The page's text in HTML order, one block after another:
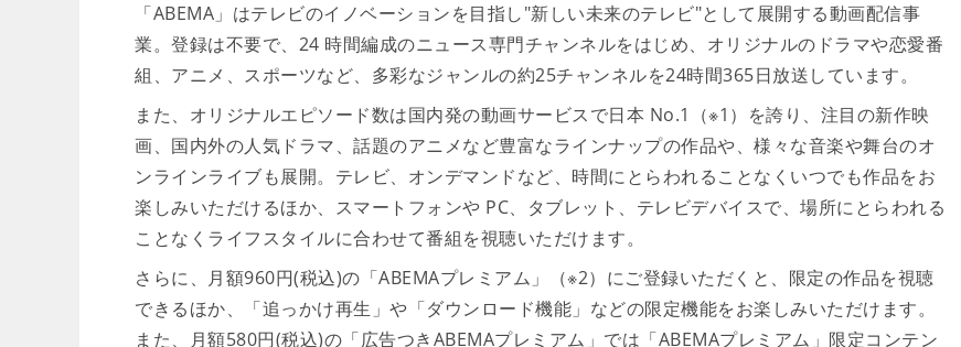
「ABEMA」はテレビのイノベーションを目指し"新しい未来のテレビ"として展開する動画配信事
業。登録は不要で、24 時間編成のニュース専門チャンネルをはじめ、オリジナルのドラマや恋愛番
組、アニメ、スポーツなど、多彩なジャンルの約25チャンネルを24時間365日放送しています。
また、オリジナルエピソード数は国内発の動画サービスで日本 No.1（※1）を誇り、注目の新作映
画、国内外の人気ドラマ、話題のアニメなど豊富なラインナップの作品や、様々な音楽や舞台のオ
ンラインライブも展開。テレビ、オンデマンドなど、時間にとらわれることなくいつでも作品をお
楽しみいただけるほか、スマートフォンや PC、タブレット、テレビデバイスで、場所にとらわれる
ことなくライフスタイルに合わせて番組を視聴いただけます。
さらに、月額960円(税込)の「ABEMAプレミアム」（※2）にご登録いただくと、限定の作品を視聴
できるほか、「追っかけ再生」や「ダウンロード機能」などの限定機能をお楽しみいただけます。
また、月額580円(税込)の「広告つきABEMAプレミアム」では「ABEMAプレミアム」限定コンテン